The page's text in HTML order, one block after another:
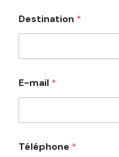
n
a
t
o
N
Destination *
E-mail *
Téléphone *